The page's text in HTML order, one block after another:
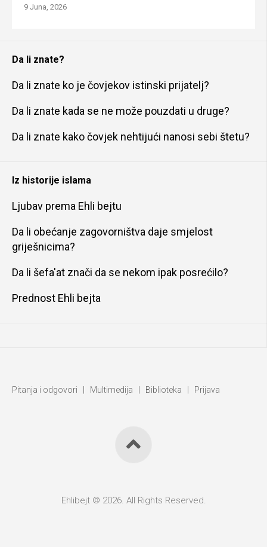
9 Juna, 2026
Da li znate?
Da li znate ko je čovjekov istinski prijatelj?
Da li znate kada se ne može pouzdati u druge?
Da li znate kako čovjek nehtijući nanosi sebi štetu?
Iz historije islama
Ljubav prema Ehli bejtu
Da li obećanje zagovorništva daje smjelost
griješnicima?
Da li šefa'at znači da se nekom ipak posrećilo?
Prednost Ehli bejta
Pitanja i odgovori Multimedija Biblioteka Prijava
Ehlibejt © 2026. All Rights Reserved.